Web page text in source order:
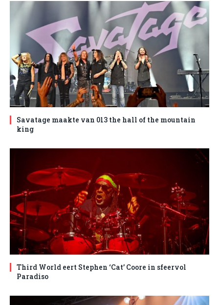
Savatage maakte van 013 the hall of the mountain
king
Third World eert Stephen ‘Cat’ Coore in sfeervol
Paradiso